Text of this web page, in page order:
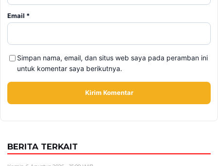
Email *
Simpan nama, email, dan situs web saya pada peramban ini
untuk komentar saya berikutnya.
BERITA TERKAIT